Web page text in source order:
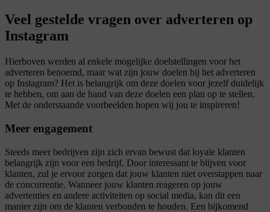
Veel gestelde vragen over adverteren op
Instagram
Hierboven werden al enkele mogelijke doelstellingen voor het
adverteren benoemd, maar wat zijn jouw doelen bij het adverteren
op Instagram? Het is belangrijk om deze doelen voor jezelf duidelijk
te hebben, om aan de hand van deze doelen een plan op te stellen.
Met de onderstaande voorbeelden hopen wij jou te inspireren!
Meer engagement
Steeds meer bedrijven zijn zich ervan bewust dat loyale klanten
belangrijk zijn voor een bedrijf. Door interessant te blijven voor
klanten, zul je ervoor zorgen dat jouw klanten niet overstappen naar
de concurrentie. Wanneer jouw klanten reageren op jouw
advertenties en andere activiteiten op social media, kan dit een
manier zijn om de klanten verbonden te houden. Een bijkomend